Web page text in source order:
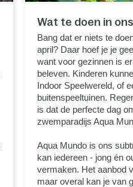
Wat te doen in
Bang dat er niets te
april? Daar hoef je je
want voor gezinnen is
beleven. Kinderen
Indoor Speelwereld, of
buitenspeeltuinen.
is dat de perfecte dag
zwemparadijs Aqua
Aqua Mundo is ons
kan iedereen - jong én
vermaken. Het aanbod
maar overal kan je van